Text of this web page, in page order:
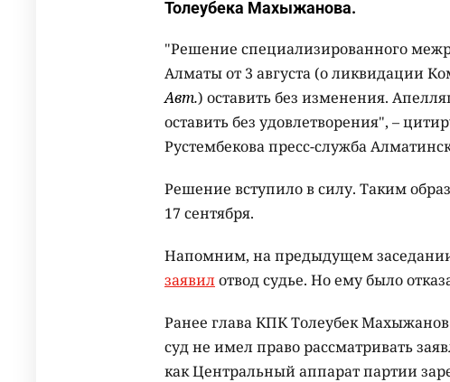
Толеубека Махыжанова.
"Решение специализированного
Алматы от 3 августа (о ликвидации
Авт.) оставить без изменения.
оставить без удовлетворения", –
Рустембекова пресс-служба
Решение вступило в силу. Таким
17 сентября.
Напомним, на предыдущем
заявилотвод судье. Но ему было
Ранее глава КПК Толеубек Махыжанов
суд не имел право рассматривать
как Центральный аппарат партии